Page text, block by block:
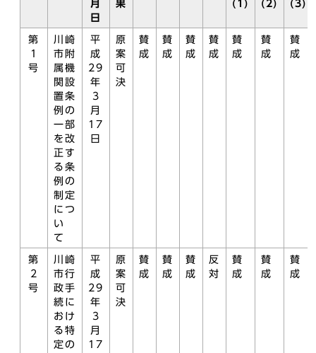
月
日
果 (1) (2) (3)
第
1
号
川崎
市附
属機
関設
置条
例の
一部
を改
正す
る条
例の
制定
につ
い
て
平
成
29
年
3
月
17
日
原
案
可
決
賛
成
賛
成
賛
成
賛
成
賛
成
賛
成
賛
成
第
2
号
川崎
市行
政手
続に
おけ
る特
定の
平
成
29
年
3
月
17
原
案
可
決
賛
成
賛
成
賛
成
反
対
賛
成
賛
成
賛
成